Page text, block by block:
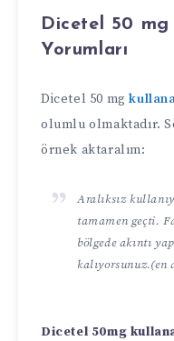
Dicetel 50 mg
Yorumları
Dicetel 50 mg
olumlu olmaktadır.
örnek aktaralım:
Aralıksız
tamamen geçti.
bölgede akıntı
kalıyorsunuz.(en
Dicetel 50mg